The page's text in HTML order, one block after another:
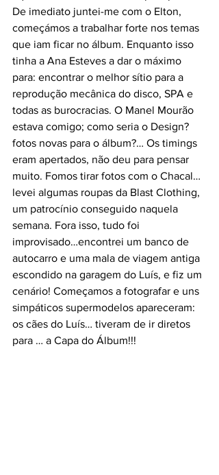
De imediato juntei-me com o Elton,
começámos a trabalhar forte nos temas
que iam ficar no álbum. Enquanto isso
tinha a Ana Esteves a dar o máximo
para: encontrar o melhor sítio para a
reprodução mecânica do disco, SPA e
todas as burocracias. O Manel Mourão
estava comigo; como seria o Design?
fotos novas para o álbum?… Os timings
eram apertados, não deu para pensar
muito. Fomos tirar fotos com o Chacal…
levei algumas roupas da Blast Clothing,
um patrocínio conseguido naquela
semana. Fora isso, tudo foi
improvisado…encontrei um banco de
autocarro e uma mala de viagem antiga
escondido na garagem do Luís, e fiz um
cenário! Começamos a fotografar e uns
simpáticos supermodelos apareceram:
os cães do Luís… tiveram de ir diretos
para … a Capa do Álbum!!!